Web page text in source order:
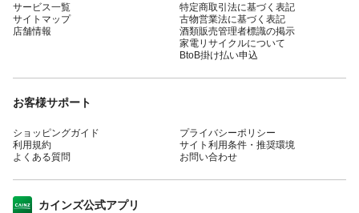
サービス一覧
サイトマップ
店舗情報
特定商取引法に基づく表記
古物営業法に基づく表記
酒類販売管理者標識の掲示
家電リサイクルについて
BtoB掛け払い申込
お客様サポート
ショッピングガイド
利用規約
よくある質問
プライバシーポリシー
サイト利用条件・推奨環境
お問い合わせ
カインズ公式アプリ